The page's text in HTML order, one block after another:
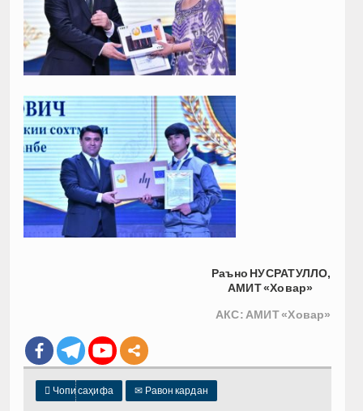
Раъно НУСРАТУЛЛО,
АМИТ «Ховар»
АКС: АМИТ «Ховар»
 Чопи саҳифа ✉ Равон кардан